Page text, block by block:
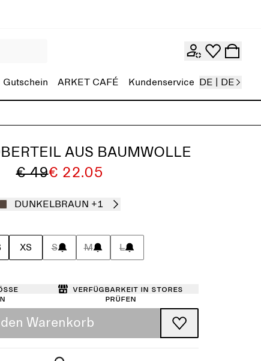
Gutschein ARKET CAFÉ Kundenservice DE | DE
AUS BAUMWOLLE
€ 49€ 22.05
DUNKELBRAUN +1
XS S M L
Verfügbarkeit in Stores
prüfen
den Warenkorb